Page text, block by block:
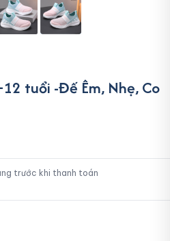
tuổi -Đế Êm, Nhẹ, Co
trước khi thanh toán